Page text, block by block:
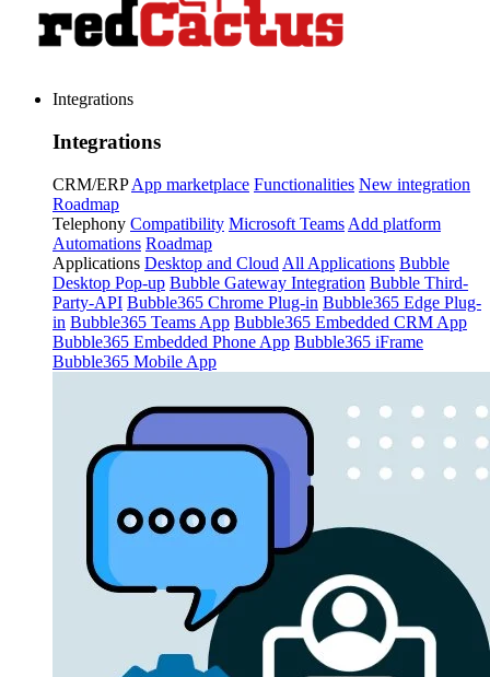
Integrations
Integrations
CRM/ERP App marketplace Functionalities New integration
Roadmap
Telephony Compatibility Microsoft Teams Add platform
Automations Roadmap
Applications Desktop and Cloud All Applications Bubble
Desktop Pop-up Bubble Gateway Integration Bubble Third-
Party-API Bubble365 Chrome Plug-in Bubble365 Edge Plug-
in Bubble365 Teams App Bubble365 Embedded CRM App
Bubble365 Embedded Phone App Bubble365 iFrame
Bubble365 Mobile App